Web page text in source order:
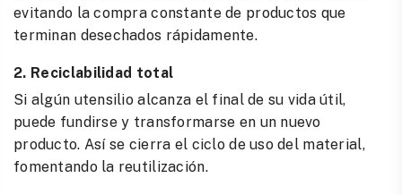
evitando la compra constante de productos que
terminan desechados rápidamente.
2. Reciclabilidad total
Si algún utensilio alcanza el final de su vida útil,
puede fundirse y transformarse en un nuevo
producto. Así se cierra el ciclo de uso del material,
fomentando la reutilización.